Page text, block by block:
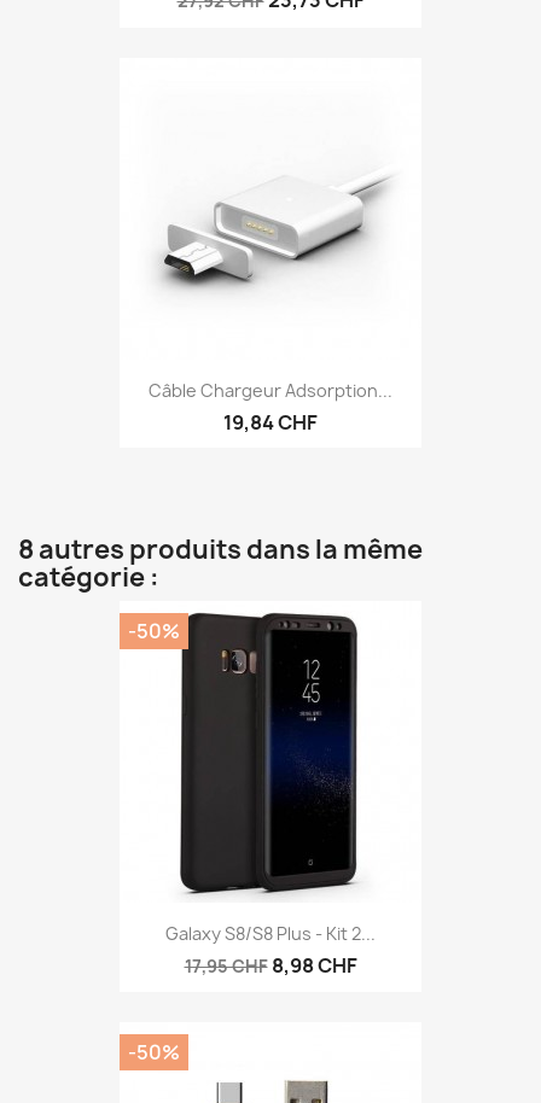
Câble Chargeur Adsorption...
19,84 CHF
8 autres produits dans la même
catégorie :
Galaxy S8/S8 Plus - Kit 2...
17,95 CHF 8,98 CHF
-50%
-50%